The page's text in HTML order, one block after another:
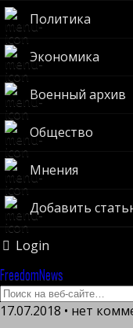
Политика
Экономика
Военный архив
Общество
Мнения
Добавить
Login
FreedomNews
17.07.2018 • нет